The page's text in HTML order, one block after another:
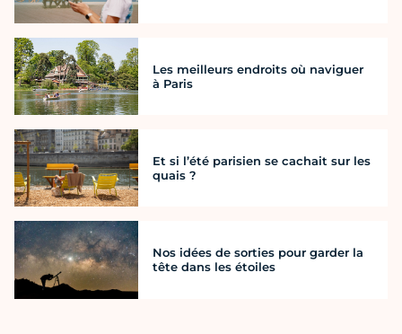
Les meilleurs endroits où naviguer
à Paris
Et si l’été parisien se cachait sur les
quais ?
Nos idées de sorties pour garder la
tête dans les étoiles